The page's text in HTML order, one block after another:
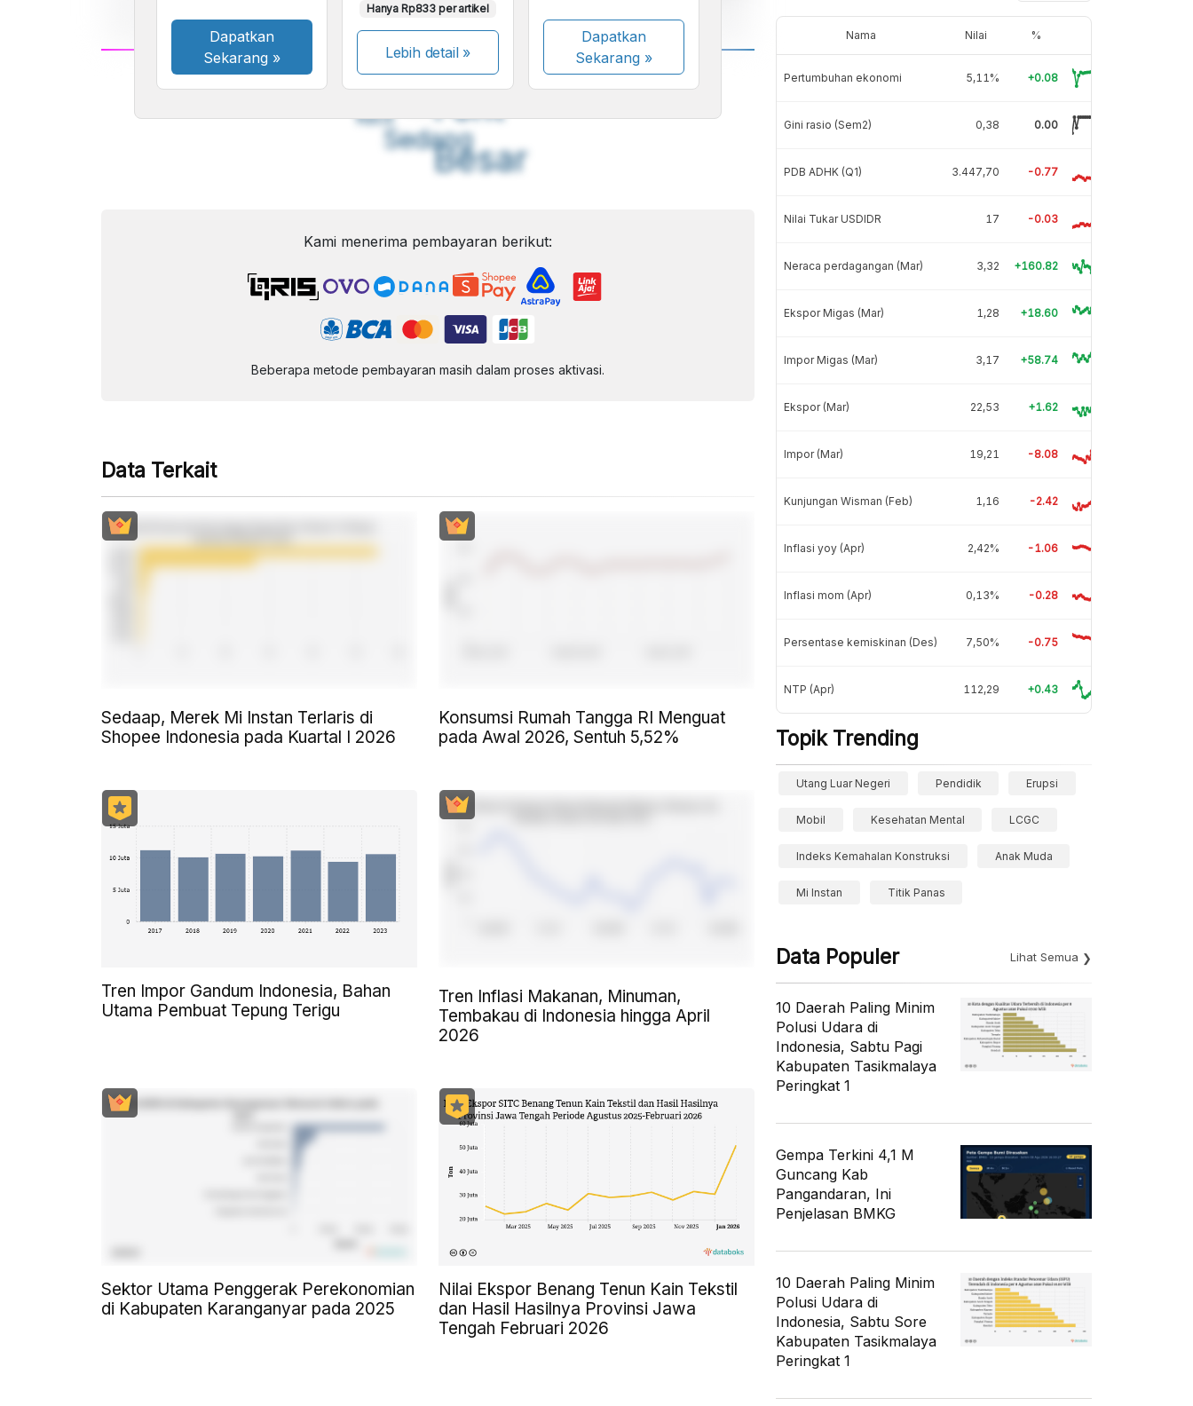
A
Font
Kecil
A
Sedang
A
Besar
Dapatkan
Sekarang »
Hanya Rp833 per artikel
Lebih detail »
Dapatkan
Sekarang»
Kami menerima pembayaran berikut:
Beberapa metode pembayaran masih dalam proses aktivasi.
Data Terkait
Sedaap, Merek Mi Instan Terlaris di
Shopee Indonesia pada Kuartal I 2026
Konsumsi Rumah Tangga RI Menguat
pada Awal 2026, Sentuh 5,52%
Tren Impor Gandum Indonesia, Bahan
Utama Pembuat Tepung Terigu
Tren Inflasi Makanan, Minuman,
Tembakau di Indonesia hingga April
2026
Sektor Utama Penggerak Perekonomian
di Kabupaten Karanganyar pada 2025
Nilai Ekspor Benang Tenun Kain Tekstil
dan Hasil Hasilnya Provinsi Jawa
Tengah Februari 2026
Nama Nilai %
Pertumbuhan ekonomi 5,11% +0.08
Gini rasio (Sem2) 0,38 0.00
PDB ADHK (Q1) 3.447,70 -0.77
Nilai Tukar USDIDR 17 -0.03
Neraca perdagangan (Mar) 3,32 +160.82
Ekspor Migas (Mar) 1,28 +18.60
Impor Migas (Mar) 3,17 +58.74
Ekspor (Mar) 22,53 +1.62
Impor (Mar) 19,21 -8.08
Kunjungan Wisman (Feb) 1,16 -2.42
Inflasi yoy (Apr) 2,42% -1.06
Inflasi mom (Apr) 0,13% -0.28
Persentase kemiskinan (Des) 7,50% -0.75
NTP (Apr) 112,29 +0.43
Topik Trending
Utang Luar Negeri Pendidik Erupsi
Mobil Kesehatan Mental LCGC
Indeks Kemahalan Konstruksi Anak Muda
Mi Instan Titik Panas
Data Populer Lihat Semua
10 Daerah Paling Minim
Polusi Udara di
Indonesia, Sabtu Pagi
Kabupaten Tasikmalaya
Peringkat 1
Gempa Terkini 4,1 M
Guncang Kab
Pangandaran, Ini
Penjelasan BMKG
10 Daerah Paling Minim
Polusi Udara di
Indonesia, Sabtu Sore
Kabupaten Tasikmalaya
Peringkat 1